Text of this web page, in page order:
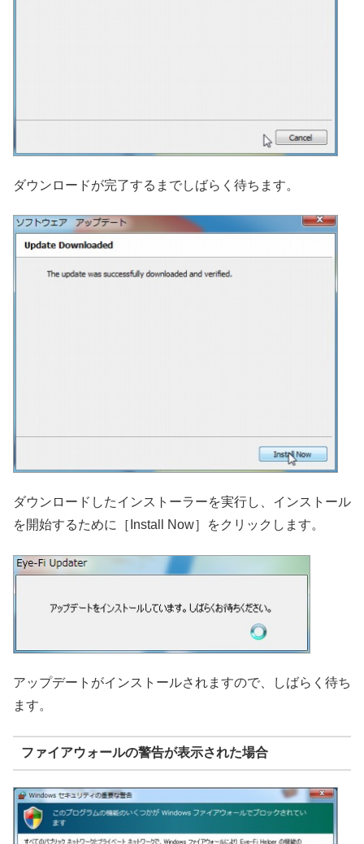
ダウンロードが完了するまでしばらく待ちます。
ダウンロードしたインストーラーを実行し、インストール
を開始するために［Install Now］をクリックします。
アップデートがインストールされますので、しばらく待ち
ます。
ファイアウォールの警告が表示された場合